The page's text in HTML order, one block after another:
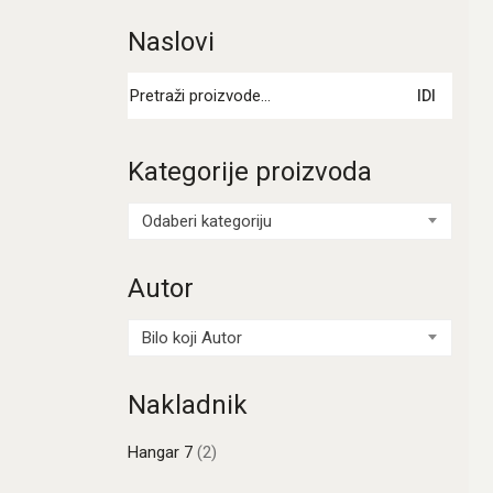
Naslovi
IDI
Kategorije proizvoda
Odaberi kategoriju
Autor
Bilo koji Autor
Nakladnik
Hangar 7 (2)